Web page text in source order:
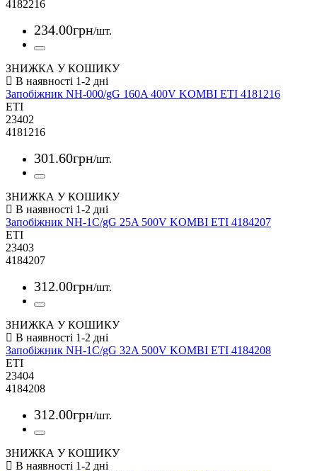
4182216
234.00грн/шт.
ЗНИЖКА У КОШИКУ
Запобіжник NH-000/gG 160A 400V KOMBI ETI 4181216
ETI
23402
4181216
301.60грн/шт.
ЗНИЖКА У КОШИКУ
Запобіжник NH-1C/gG 25A 500V KOMBI ETI 4184207
ETI
23403
4184207
312.00грн/шт.
ЗНИЖКА У КОШИКУ
Запобіжник NH-1C/gG 32A 500V KOMBI ETI 4184208
ETI
23404
4184208
312.00грн/шт.
ЗНИЖКА У КОШИКУ